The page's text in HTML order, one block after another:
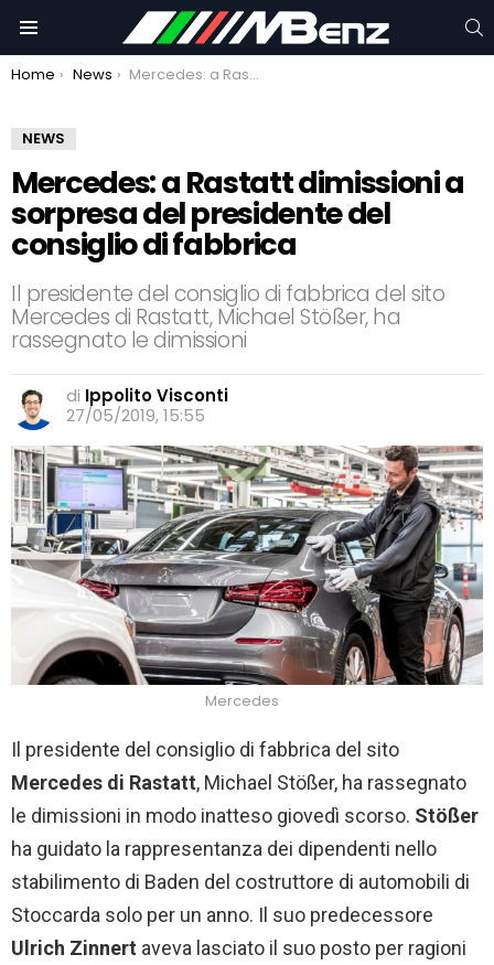
You are here:
Home News Mercedes: a Rastatt dimissioni a sorpresa del presidente del consiglio di fabbrica
NEWS
Mercedes: a Rastatt dimissioni a
sorpresa del presidente del
consiglio di fabbrica
Il presidente del consiglio di fabbrica del sito
Mercedes di Rastatt, Michael Stößer, ha
rassegnato le dimissioni
di Ippolito Visconti
27/05/2019, 15:55
Mercedes
Il presidente del consiglio di fabbrica del sito
Mercedes di Rastatt, Michael Stößer, ha rassegnato
le dimissioni in modo inatteso giovedì scorso. Stößer
ha guidato la rappresentanza dei dipendenti nello
stabilimento di Baden del costruttore di automobili di
Stoccarda solo per un anno. Il suo predecessore
Ulrich Zinnert aveva lasciato il suo posto per ragioni